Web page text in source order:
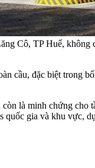
Cô, TP Huế, không
cầu, đặc biệt trong
là minh chứng
gia và khu vực,